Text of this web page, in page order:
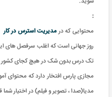
:
محتوایی که درمدیریت استرس در کار
روز جهانی است که اغلب سرفصل های
تک درس بدون شک در هیچ کجای کشور
مجازی پارس افتخار دارد که محتوای
مدیا(صدا ، تصویر و فیلم) در اختیار شما